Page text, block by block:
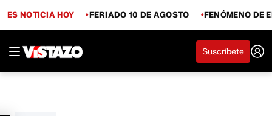
ES NOTICIA HOY FERIADO 10 DE AGOSTO FENÓMENO DE
Suscríbete